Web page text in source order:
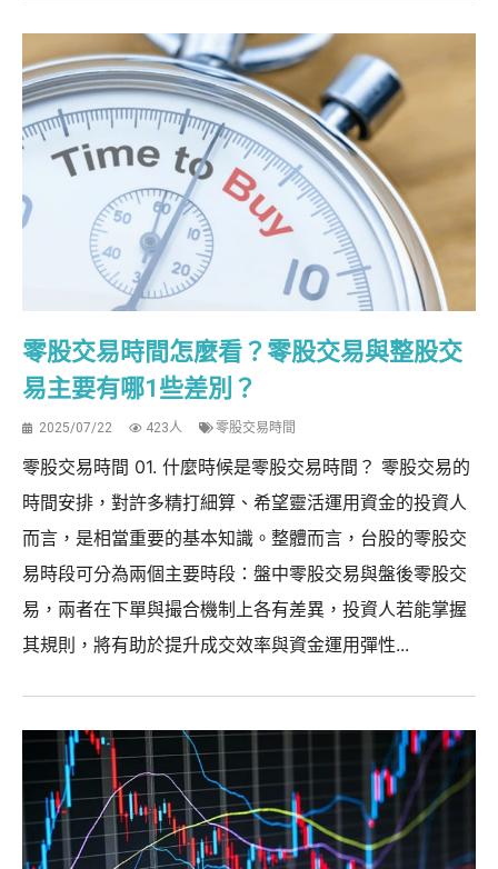
零股交易時間怎麼看？零股交易與整股交
易主要有哪1些差別？
2025/07/22 423人 零股交易時間
零股交易時間 01. 什麼時候是零股交易時間？ 零股交易的
時間安排，對許多精打細算、希望靈活運用資金的投資人
而言，是相當重要的基本知識。整體而言，台股的零股交
易時段可分為兩個主要時段：盤中零股交易與盤後零股交
易，兩者在下單與撮合機制上各有差異，投資人若能掌握
其規則，將有助於提升成交效率與資金運用彈性...